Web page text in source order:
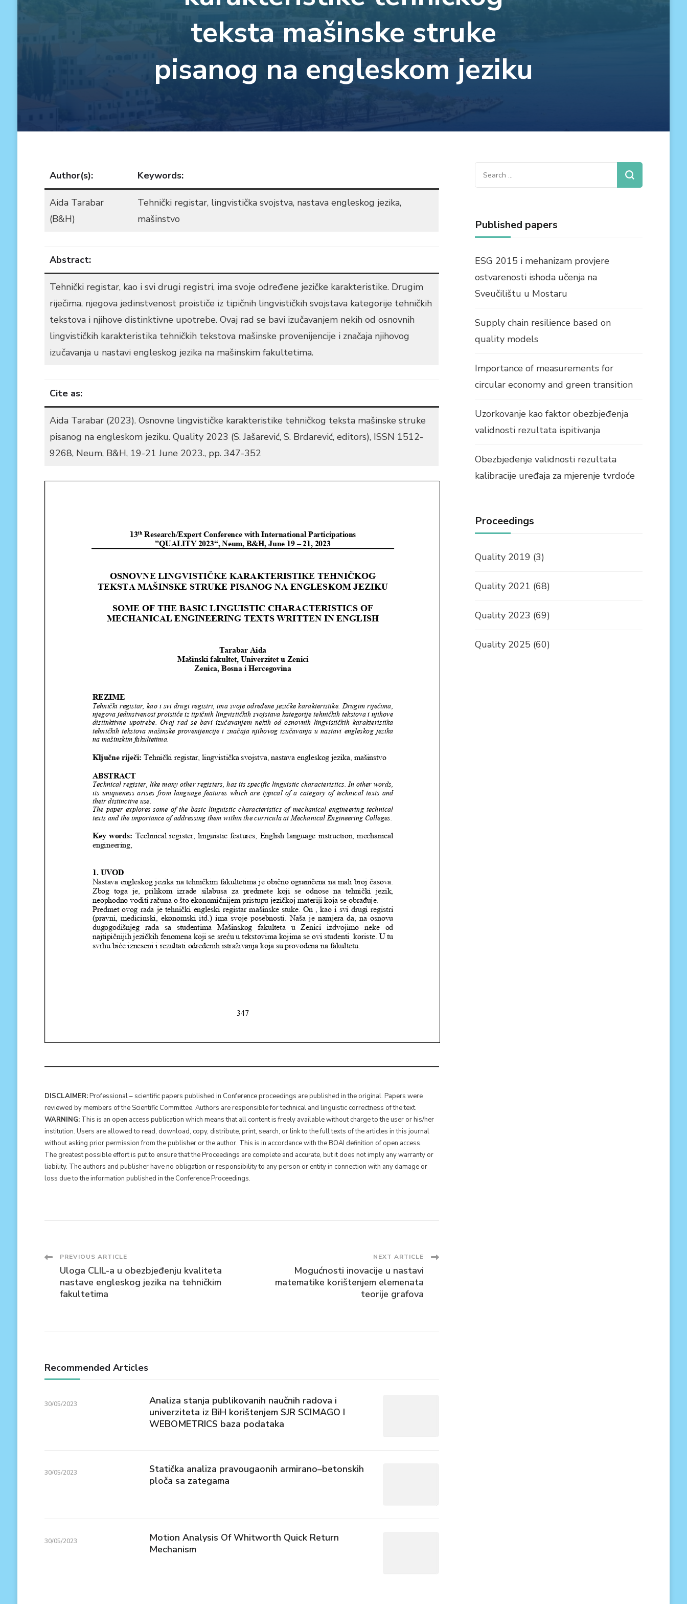
teksta mašinske struke
pisanog na engleskom jeziku
Author(s): Keywords:
Aida Tarabar
(B&H)
Tehnički registar, lingvistička svojstva, nastava engleskog jezika,
mašinstvo
Abstract:
Tehnički registar, kao i svi drugi registri, ima svoje određene jezičke karakteristike. Drugim
riječima, njegova jedinstvenost proističe iz tipičnih lingvističkih svojstava kategorije tehničkih
tekstova i njihove distinktivne upotrebe. Ovaj rad se bavi izučavanjem nekih od osnovnih
lingvističkih karakteristika tehničkih tekstova mašinske provenijencije i značaja njihovog
izučavanja u nastavi engleskog jezika na mašinskim fakultetima.
Cite as:
Aida Tarabar (2023). Osnovne lingvističke karakteristike tehničkog teksta mašinske struke
pisanog na engleskom jeziku. Quality 2023 (S. Jašarević, S. Brdarević, editors), ISSN 1512-
9268, Neum, B&H, 19-21 June 2023., pp. 347-352
DISCLAIMER:Professional – scientific papers published in Conference proceedings are published in the original. Papers were
reviewed by members of the Scientific Committee. Authors are responsible for technical and linguistic correctness of the text.
WARNING:This is an open access publication which means that all content is freely available without charge to the user or his/her
institution. Users are allowed to read, download, copy, distribute, print, search, or link to the full texts of the articles in this journal
without asking prior permission from the publisher or the author. This is in accordance with the BOAI definition of open access.
The greatest possible effort is put to ensure that the Proceedings are complete and accurate, but it does not imply any warranty or
liability. The authors and publisher have no obligation or responsibility to any person or entity in connection with any damage or
loss due to the information published in the Conference Proceedings.
Post
Navigation
PREVIOUS ARTICLE
Uloga CLIL-a u obezbjeđenju kvaliteta
nastave engleskog jezika na tehničkim
fakultetima
NEXT ARTICLE
Mogućnosti inovacije u nastavi
matematike korištenjem elemenata
teorije grafova
Recommended Articles
30/05/2023
Analiza stanja publikovanih naučnih radova i
univerziteta iz BiH korištenjem SJR SCIMAGO I
WEBOMETRICS baza podataka
30/05/2023
Statička analiza pravougaonih armirano–betonskih
ploča sa zategama
30/05/2023
Motion Analysis Of Whitworth Quick Return
Mechanism
Search
for:
Published papers
ESG 2015 i mehanizam provjere
ostvarenosti ishoda učenja na
Sveučilištu u Mostaru
Supply chain resilience based on
quality models
Importance of measurements for
circular economy and green transition
Uzorkovanje kao faktor obezbjeđenja
validnosti rezultata ispitivanja
Obezbjeđenje validnosti rezultata
kalibracije uređaja za mjerenje tvrdoće
Proceedings
Quality 2019 (3)
Quality 2021 (68)
Quality 2023 (69)
Quality 2025 (60)